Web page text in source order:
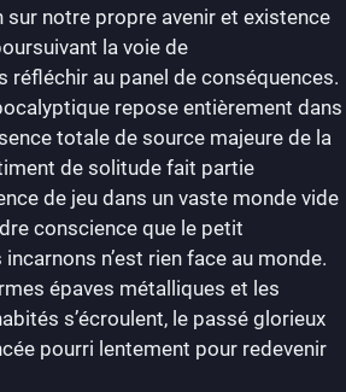
sur notre propre avenir et existence
la voie de
réfléchir au panel de conséquences.
repose entièrement dans
totale de source majeure de la
de solitude fait partie
de jeu dans un vaste monde vide
conscience que le petit
n’est rien face au monde.
épaves métalliques et les
s’écroulent, le passé glorieux
pourri lentement pour redevenir